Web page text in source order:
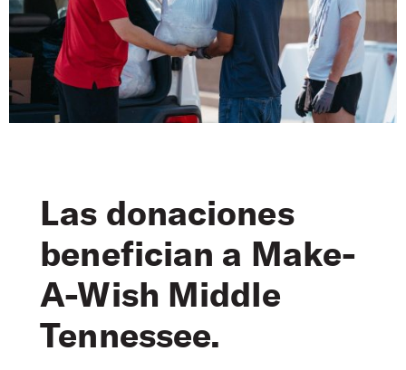
Las donaciones
benefician a Make-
A-Wish Middle
Tennessee.